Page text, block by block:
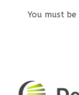
You must be